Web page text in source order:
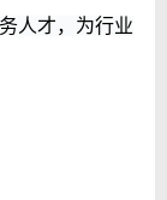
人才，为行业